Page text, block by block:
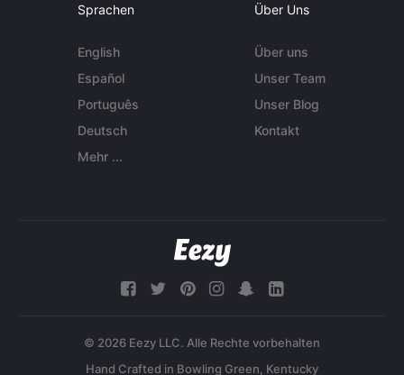
Sprachen
English
Español
Português
Deutsch
Mehr ...
Über Uns
Über uns
Unser Team
Unser Blog
Kontakt
© 2026 Eezy LLC. Alle Rechte vorbehalten